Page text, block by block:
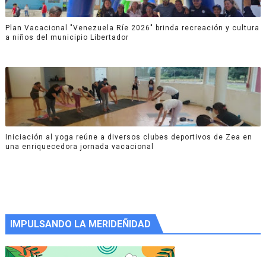
Plan Vacacional "Venezuela Ríe 2026" brinda recreación y cultura
a niños del municipio Libertador
Iniciación al yoga reúne a diversos clubes deportivos de Zea en
una enriquecedora jornada vacacional
IMPULSANDO LA MERIDEÑIDAD